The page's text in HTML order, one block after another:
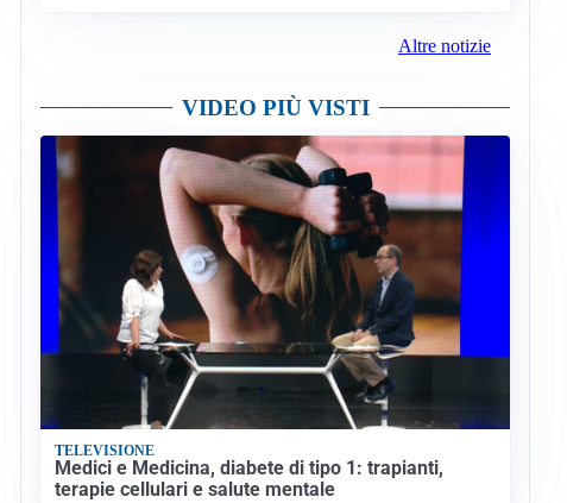
Altre notizie
VIDEO PIÙ VISTI
TELEVISIONE
Medici e Medicina, diabete di tipo 1: trapianti,
terapie cellulari e salute mentale